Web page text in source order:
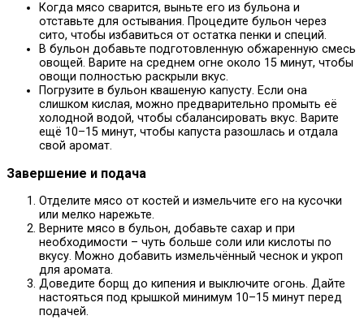
Когда мясо сварится, выньте его из бульона и
отставьте для остывания. Процедите бульон через
сито, чтобы избавиться от остатка пенки и специй.
В бульон добавьте подготовленную обжаренную смесь
овощей. Варите на среднем огне около 15 минут, чтобы
овощи полностью раскрыли вкус.
Погрузите в бульон квашеную капусту. Если она
слишком кислая, можно предварительно промыть её
холодной водой, чтобы сбалансировать вкус. Варите
ещё 10–15 минут, чтобы капуста разошлась и отдала
свой аромат.
Завершение и подача
Отделите мясо от костей и измельчите его на кусочки
или мелко нарежьте.
Верните мясо в бульон, добавьте сахар и при
необходимости – чуть больше соли или кислоты по
вкусу. Можно добавить измельчённый чеснок и укроп
для аромата.
Доведите борщ до кипения и выключите огонь. Дайте
настояться под крышкой минимум 10–15 минут перед
подачей.